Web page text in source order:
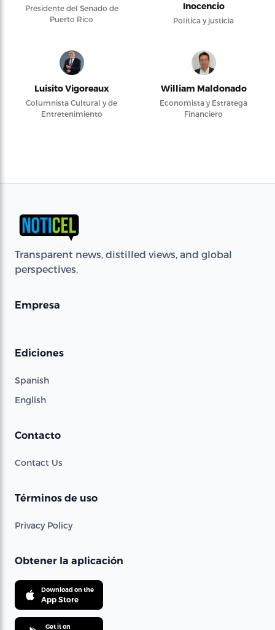
Presidente del Senado de
Puerto Rico
Inocencio
Política y justicia
Luisito Vigoreaux
Columnista Cultural y de
Entretenimiento
William Maldonado
Economista y Estratega
Financiero
Transparent news, distilled views, and global
perspectives.
Empresa
Ediciones
Spanish
English
Contacto
Contact Us
Términos de uso
Privacy Policy
Obtener la aplicación
Download on the
App Store
Get it on